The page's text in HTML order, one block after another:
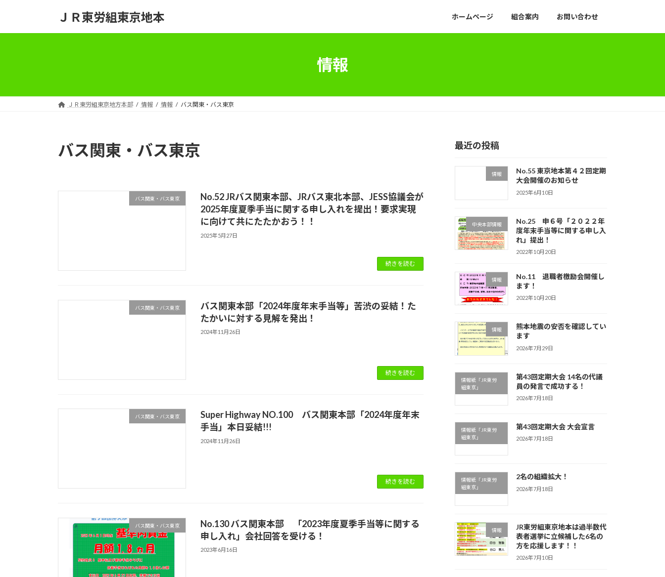
ＪＲ東労組東京地本 ホームページ 組合案内 お問い合わせ
情報
ＪＲ東労組東京地方本部 情報 情報 バス関東・バス東京
バス関東・バス東京
バス関東・バス東京
No.52 JRバス関東本部、JRバス東北本部、JESS協議会が
2025年度夏季手当に関する申し入れを提出！要求実現
に向けて共にたたかおう！！
2025年5月27日
続きを読む
バス関東・バス東京
バス関東本部「2024年度年末手当等」苦渋の妥結！た
たかいに対する見解を発出！
2024年11月26日
続きを読む
バス関東・バス東京
Super Highway NO.100 バス関東本部「2024年度年末
手当」本日妥結!!!
2024年11月26日
続きを読む
バス関東・バス東京
No.130 バス関東本部 「2023年度夏季手当等に関する
申し入れ」会社回答を受ける！
2023年6月16日
最近の投稿
情報
No.55 東京地本第４２回定期
大会開催のお知らせ
2025年6月10日
中央本部情報
No.25 申６号「２０２２年
度年末手当等に関する申し入
れ」提出！
2022年10月20日
情報
No.11 退職者檄励会開催し
ます！
2022年10月20日
情報
熊本地震の安否を確認してい
ます
2026年7月29日
情報紙「JR東労
組東京」
第43回定期大会 14名の代議
員の発言で成功する！
2026年7月18日
情報紙「JR東労
組東京」
第43回定期大会 大会宣言
2026年7月18日
情報紙「JR東労
組東京」
2名の組織拡大！
2026年7月18日
情報
JR東労組東京地本は過半数代
表者選挙に立候補した6名の
方を応援します！！
2026年7月10日